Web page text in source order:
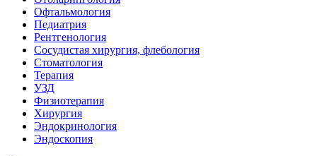
Офтальмология
Педиатрия
Рентгенология
Сосудистая хирургия, флебология
Стоматология
Терапия
УЗД
Физиотерапия
Хирургия
Эндокринология
Эндоскопия